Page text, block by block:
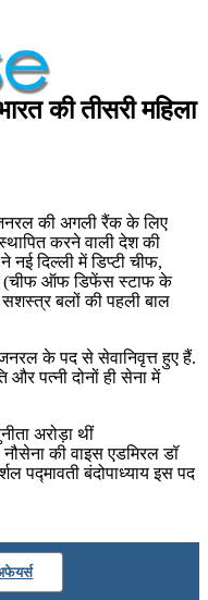
की तीसरी महिला
की अगली रैंक के लिए
स्थापित करने वाली देश की
दिल्ली में डिप्टी चीफ,
(चीफ ऑफ डिफेंस स्टाफ के
बलों की पहली बाल
के पद से सेवानिवृत्त हुए हैं.
और पत्नी दोनों ही सेना में
अरोड़ा थीं
की वाइस एडमिरल डॉ
पद्मावती बंदोपाध्याय इस पद